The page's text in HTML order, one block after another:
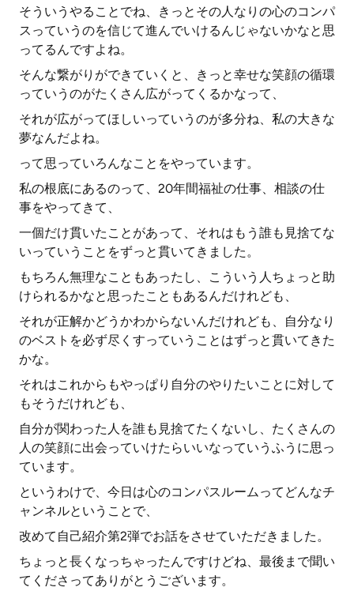
そういうやることでね、きっとその人なりの心のコンパ
スっていうのを信じて進んでいけるんじゃないかなと思
ってるんですよね。
そんな繋がりができていくと、きっと幸せな笑顔の循環
っていうのがたくさん広がってくるかなって、
それが広がってほしいっていうのが多分ね、私の大きな
夢なんだよね。
って思っていろんなことをやっています。
私の根底にあるのって、20年間福祉の仕事、相談の仕
事をやってきて、
一個だけ貫いたことがあって、それはもう誰も見捨てな
いっていうことをずっと貫いてきました。
もちろん無理なこともあったし、こういう人ちょっと助
けられるかなと思ったこともあるんだけれども、
それが正解かどうかわからないんだけれども、自分なり
のベストを必ず尽くすっていうことはずっと貫いてきた
かな。
それはこれからもやっぱり自分のやりたいことに対して
もそうだけれども、
自分が関わった人を誰も見捨てたくないし、たくさんの
人の笑顔に出会っていけたらいいなっていうふうに思っ
ています。
というわけで、今日は心のコンパスルームってどんなチ
ャンネルということで、
改めて自己紹介第2弾でお話をさせていただきました。
ちょっと長くなっちゃったんですけどね、最後まで聞い
てくださってありがとうございます。